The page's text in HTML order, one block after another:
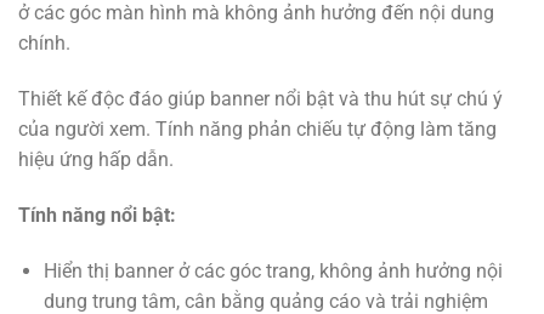
ở các góc màn hình mà không ảnh hưởng đến nội dung
chính.
Thiết kế độc đáo giúp banner nổi bật và thu hút sự chú ý
của người xem. Tính năng phản chiếu tự động làm tăng
hiệu ứng hấp dẫn.
Tính năng nổi bật:
Hiển thị banner ở các góc trang, không ảnh hưởng nội
dung trung tâm, cân bằng quảng cáo và trải nghiệm